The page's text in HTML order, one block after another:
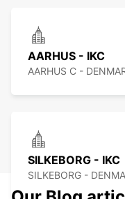
AARHUS - IKC
AARHUS C -
SILKEBORG - IKC
SILKEBORG -